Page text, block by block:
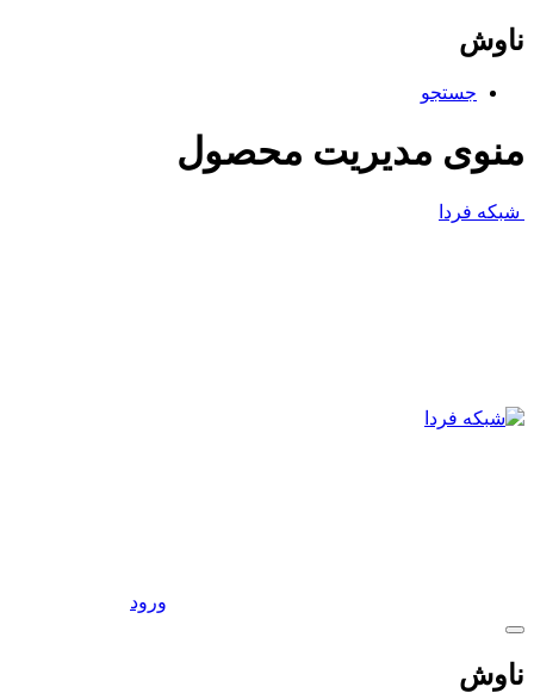
ناوش
جستجو
منوی مدیریت محصول
شبکه فردا
ورود
ناوش